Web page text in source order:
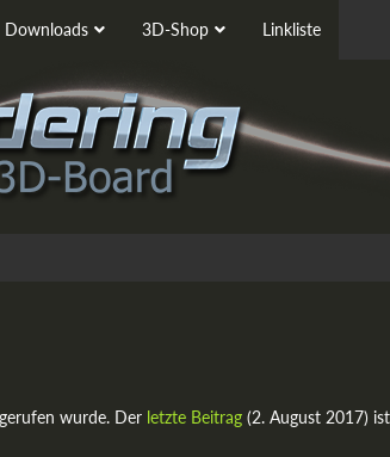
Downloads 3D-Shop Linkliste
wurde. Der letzte Beitrag (2. August 2017)